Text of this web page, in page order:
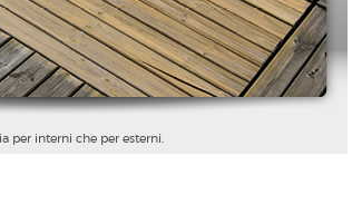
per interni che per esterni.